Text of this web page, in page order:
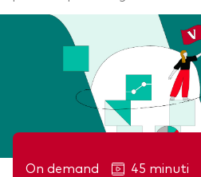
On demand 45 minuti